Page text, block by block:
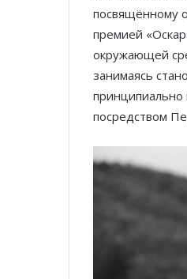
посвящённому
премией
окружающей
занимаясь
принципиально
посредством